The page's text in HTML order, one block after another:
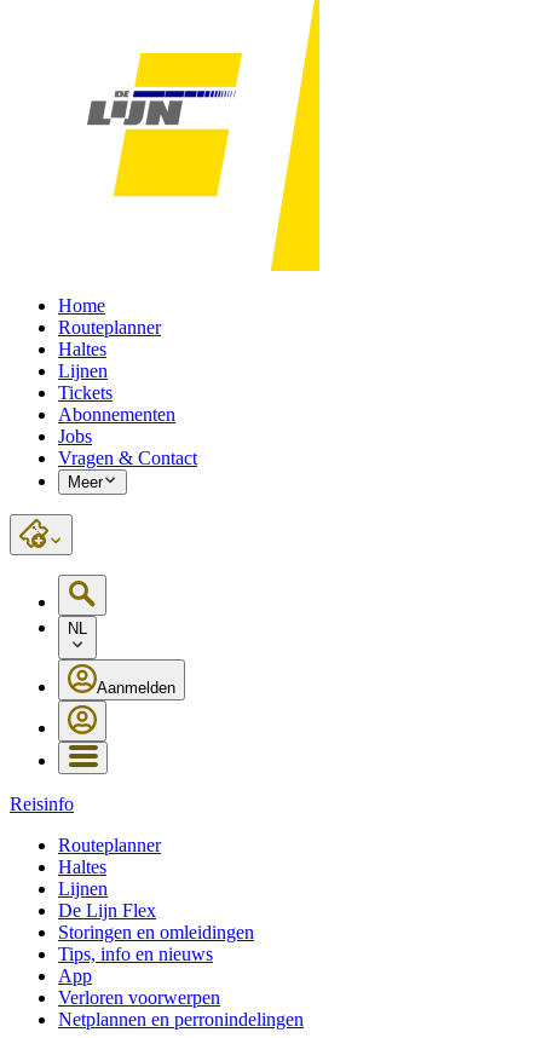
Home
Routeplanner
Haltes
Lijnen
Tickets
Abonnementen
Jobs
Vragen & Contact
Meer
NL
Aanmelden
Reisinfo
Routeplanner
Haltes
Lijnen
De Lijn Flex
Storingen en omleidingen
Tips, info en nieuws
App
Verloren voorwerpen
Netplannen en perronindelingen